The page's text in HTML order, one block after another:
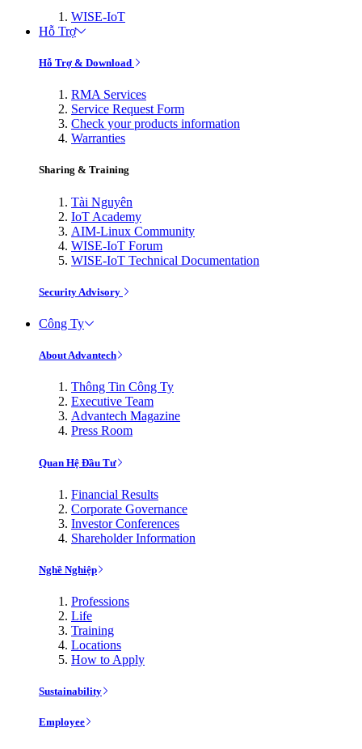
WISE-IoT
Hỗ Trợ
Hỗ Trợ & Download
RMA Services
Service Request Form
Check your products information
Warranties
Sharing & Training
Tài Nguyên
IoT Academy
AIM-Linux Community
WISE-IoT Forum
WISE-IoT Technical Documentation
Security Advisory
Công Ty
About Advantech
Thông Tin Công Ty
Executive Team
Advantech Magazine
Press Room
Quan Hệ Đầu Tư
Financial Results
Corporate Governance
Investor Conferences
Shareholder Information
Nghề Nghiệp
Professions
Life
Training
Locations
How to Apply
Sustainability
Employee